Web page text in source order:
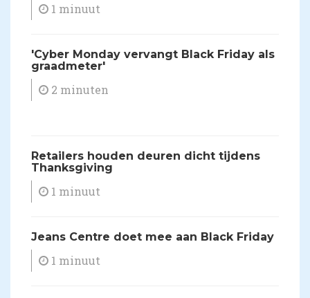
1 minuut
'Cyber Monday vervangt Black Friday als
graadmeter'
2 minuten
Retailers houden deuren dicht tijdens
Thanksgiving
1 minuut
​Jeans Centre doet mee aan Black Friday
1 minuut